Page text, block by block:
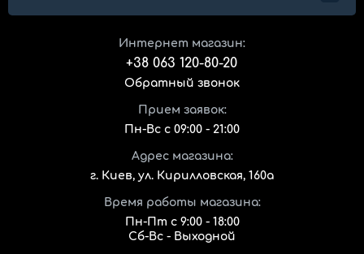
Интернет магазин:
+38 063 120-80-20
Обратный звонок
Прием заявок:
Пн-Вс с 09:00 - 21:00
Адрес магазина:
г. Киев, ул. Кирилловская, 160а
Время работы магазина:
Пн-Пт с 9:00 - 18:00
Сб-Вс - Выходной